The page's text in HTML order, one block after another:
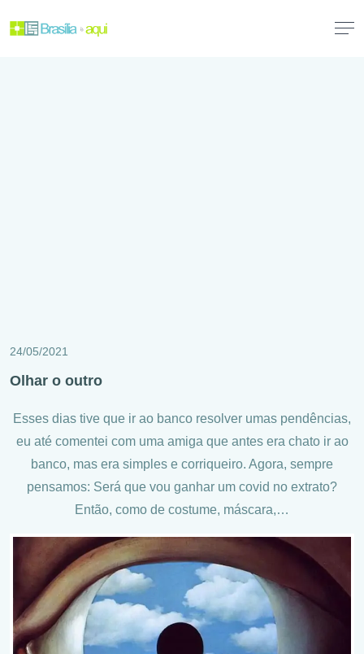
24/05/2021
Olhar o outro
Esses dias tive que ir ao banco resolver umas pendências,
eu até comentei com uma amiga que antes era chato ir ao
banco, mas era simples e corriqueiro. Agora, sempre
pensamos: Será que vou ganhar um covid no extrato?
Então, como de costume, máscara,…